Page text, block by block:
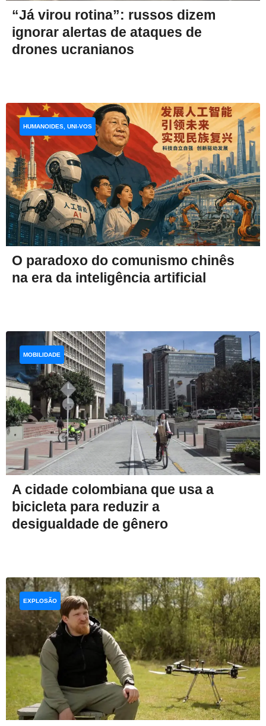
“Já virou rotina”: russos dizem
ignorar alertas de ataques de
drones ucranianos
O paradoxo do comunismo chinês
na era da inteligência artificial
HUMANOIDES, UNI-VOS
A cidade colombiana que usa a
bicicleta para reduzir a
desigualdade de gênero
MOBILIDADE
EXPLOSÃO